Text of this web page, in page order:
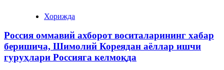
Хорижда
Россия оммавий ахборот воситаларининг хабар
беришича, Шимолий Кореядан аёллар ишчи
гуруҳлари Россияга келмоқда